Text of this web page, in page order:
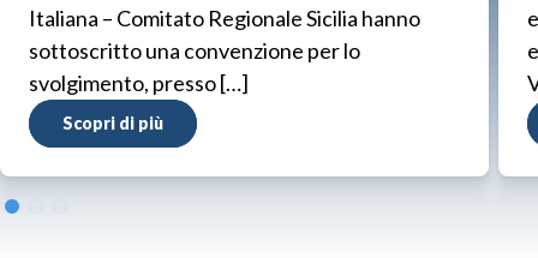
Italiana – Comitato Regionale Sicilia hanno
sottoscritto una convenzione per lo
svolgimento, presso […]
Scopri di più